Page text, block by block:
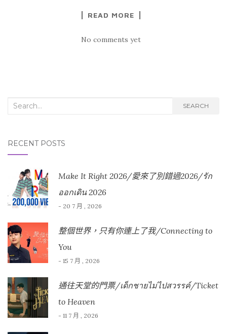
READ MORE
No comments yet
Search for: SEARCH
RECENT POSTS
Make It Right 2026/愛來了別錯過2026/รัก
ออกเดิน 2026
- 20 7 月 , 2026
整個世界，只有你連上了我/Connecting to
You
- 15 7 月 , 2026
通往天堂的門票/เด็กชายไม่ไปสวรรค์/Ticket
to Heaven
- 11 7 月 , 2026